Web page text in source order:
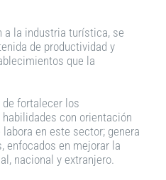
a la industria turística, se
de productividad y
que la
de fortalecer los
con orientación
en este sector; genera
enfocados en mejorar la
nacional y extranjero.